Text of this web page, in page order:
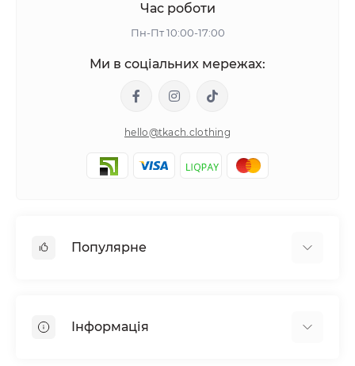
Час роботи
Пн-Пт 10:00-17:00
Ми в соціальних мережах:
hello@tkach.clothing
Популярне
Простирадла на резинці
Інформація